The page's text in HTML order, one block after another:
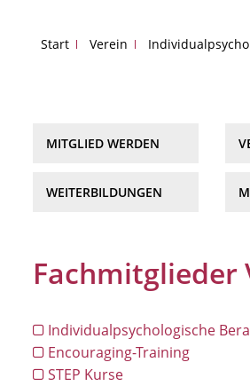
Start Verein
MITGLIED WERDEN
WEITERBILDUNGEN
Fachmitglieder
Individualpsychologische
Encouraging-Training
STEP Kurse